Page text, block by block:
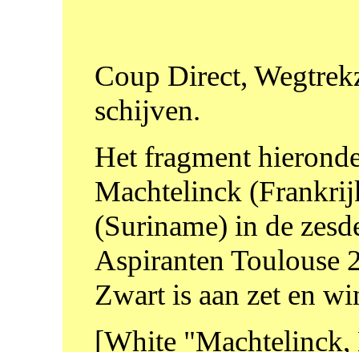
Coup Direct,
schijven.
Het fragment
Machtelinck
(Suriname) in de
Aspiranten Toulouse
Zwart is aan zet en
[White